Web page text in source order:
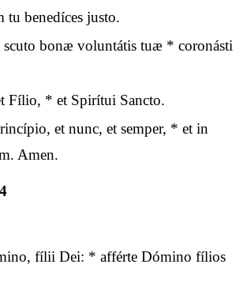
benedíces justo.
bonæ voluntátis tuæ * coronásti
Fílio, * et Spirítui Sancto.
et nunc, et semper, * et in
Amen.
fílii Dei: * afférte Dómino fílios